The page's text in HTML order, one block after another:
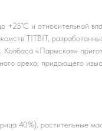
+25˚С и относительной
TITBIT,
Колбаса «Пармская»
ореха, придающего
40%), растительные